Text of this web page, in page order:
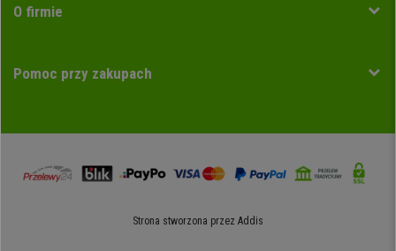
O firmie
Pomoc przy zakupach
Strona stworzona przez Addis